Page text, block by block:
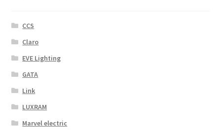
CCS
Claro
EVE Lighting
GATA
Link
LUXRAM
Marvel electric